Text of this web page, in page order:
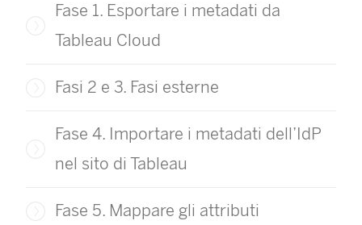
Fase 1. Esportare i metadati da
Tableau Cloud
Fasi 2 e 3. Fasi esterne
Fase 4. Importare i metadati dell’IdP
nel sito di Tableau
Fase 5. Mappare gli attributi